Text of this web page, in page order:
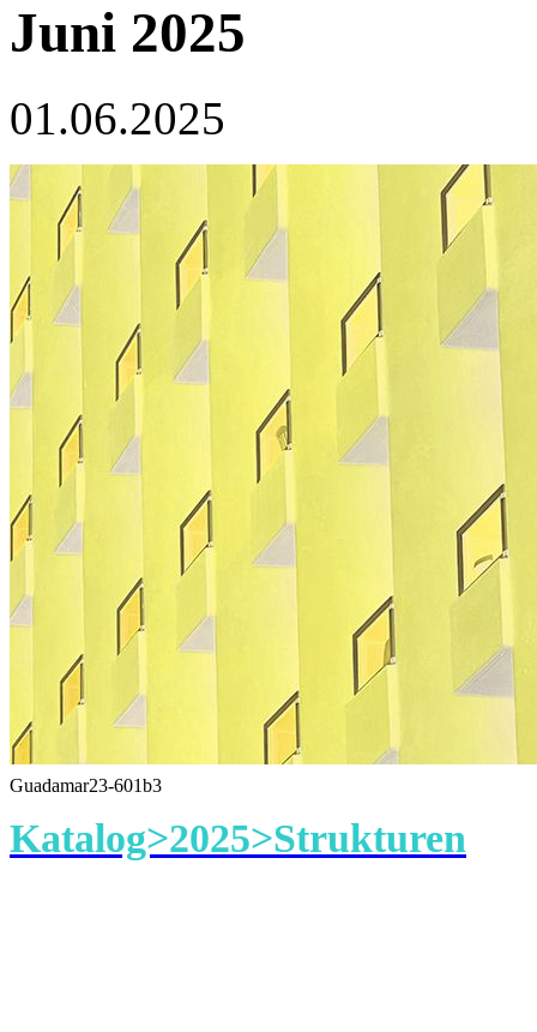
Juni 2025
01.06.2025
Guadamar23-601b3
Katalog>2025>Strukturen